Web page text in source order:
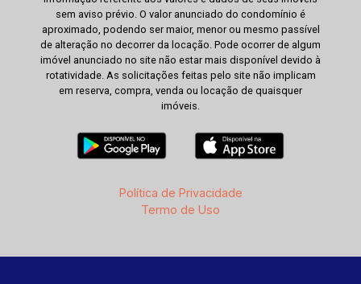
sem aviso prévio. O valor anunciado do condomínio é
aproximado, podendo ser maior, menor ou mesmo passível
de alteração no decorrer da locação. Pode ocorrer de algum
imóvel anunciado no site não estar mais disponível devido à
rotatividade. As solicitações feitas pelo site não implicam
em reserva, compra, venda ou locação de quaisquer
imóveis.
Política de Privacidade
Termo de Uso